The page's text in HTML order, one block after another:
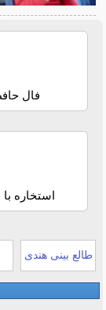
فال
استخاره
طالع بینی هندی